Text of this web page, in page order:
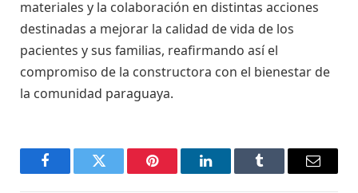
materiales y la colaboración en distintas acciones
destinadas a mejorar la calidad de vida de los
pacientes y sus familias, reafirmando así el
compromiso de la constructora con el bienestar de
la comunidad paraguaya.
FacebookTwitter Pinterest LinkedInTumblr Email